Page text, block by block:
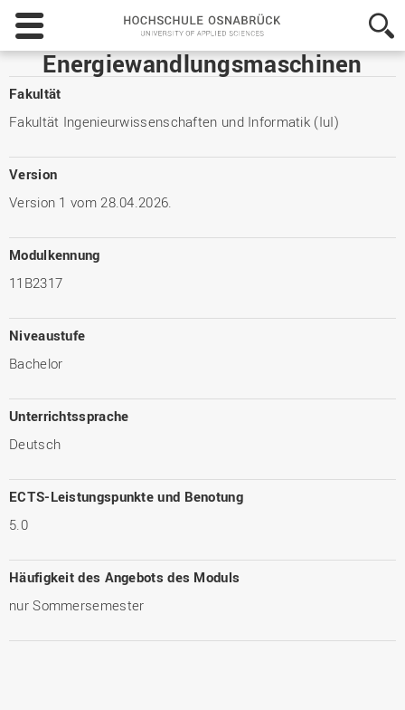
Hochschule
Osnabrück
-
University
Sciences
Energiewandlungsmaschinen
Fakultät
Fakultät Ingenieurwissenschaften und Informatik (IuI)
Version
Version 1 vom 28.04.2026.
Modulkennung
11B2317
Niveaustufe
Bachelor
Unterrichtssprache
Deutsch
ECTS-Leistungspunkte und Benotung
5.0
Häufigkeit des Angebots des Moduls
nur Sommersemester